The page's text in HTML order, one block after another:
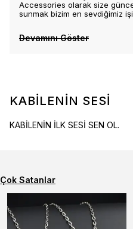
Accessories olarak size
sunmak bizim en sevdiğimiz
Devamını Göster
KABİLENİN SESİ
KABİLENİN İLK SESİ SEN OL.
Çok Satanlar